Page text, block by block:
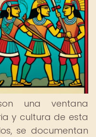
una ventana
y cultura de esta
se documentan